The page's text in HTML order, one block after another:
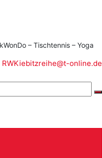
– Tischtennis – Yoga
RWKiebitzreihe@t-online.de